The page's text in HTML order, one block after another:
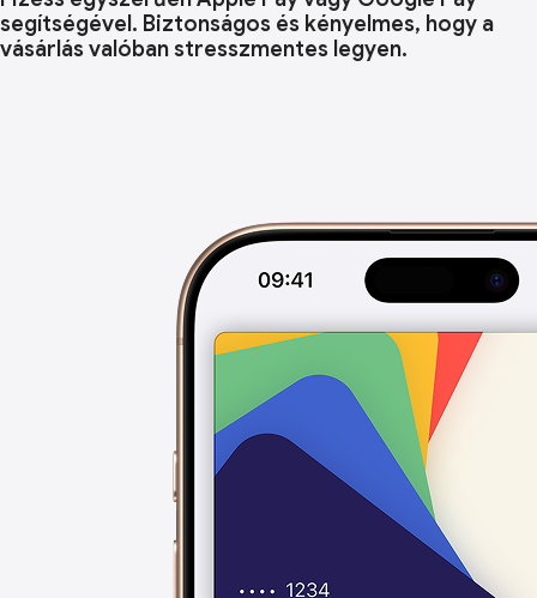
segítségével. Biztonságos és kényelmes, hogy a
vásárlás valóban stresszmentes legyen.